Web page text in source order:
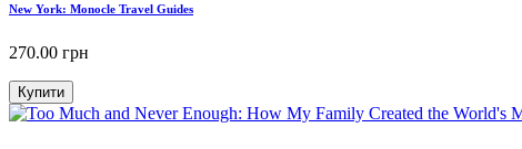
New York: Monocle Travel Guides
270.00 грн
Купити